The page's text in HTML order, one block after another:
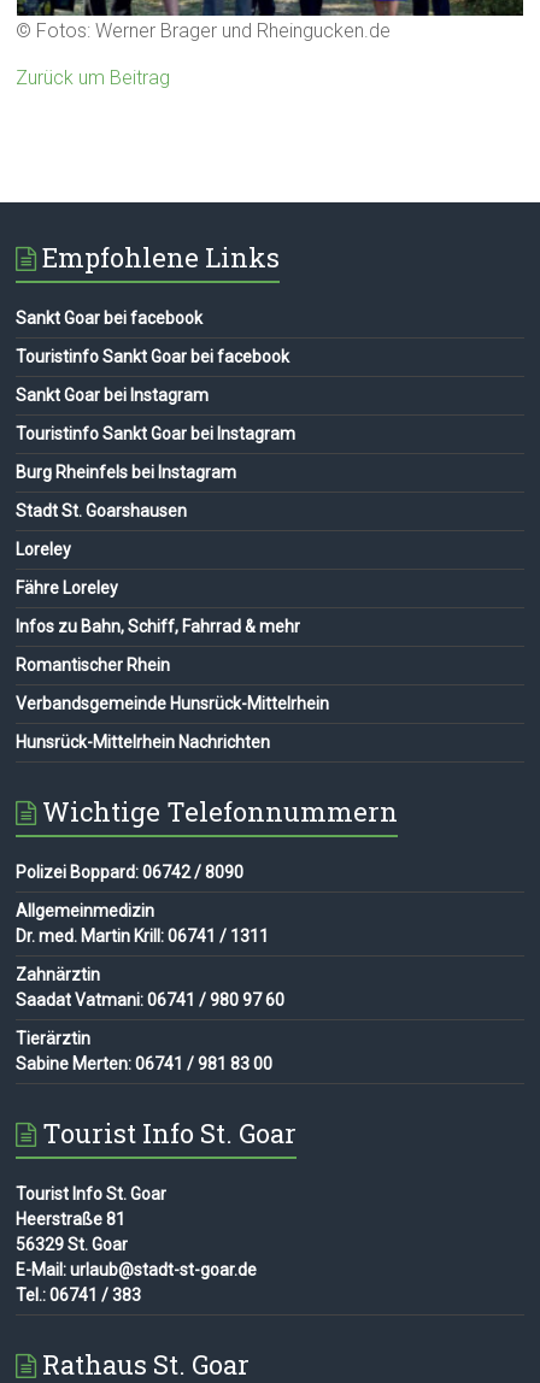
© Fotos: Werner Brager und Rheingucken.de
Zurück um Beitrag
Empfohlene Links
Sankt Goar bei facebook
Touristinfo Sankt Goar bei facebook
Sankt Goar bei Instagram
Touristinfo Sankt Goar bei Instagram
Burg Rheinfels bei Instagram
Stadt St. Goarshausen
Loreley
Fähre Loreley
Infos zu Bahn, Schiff, Fahrrad & mehr
Romantischer Rhein
Verbandsgemeinde Hunsrück-Mittelrhein
Hunsrück-Mittelrhein Nachrichten
Wichtige Telefonnummern
Polizei Boppard: 06742 / 8090
Allgemeinmedizin
Dr. med. Martin Krill: 06741 / 1311
Zahnärztin
Saadat Vatmani: 06741 / 980 97 60
Tierärztin
Sabine Merten: 06741 / 981 83 00
Tourist Info St. Goar
Tourist Info St. Goar
Heerstraße 81
56329 St. Goar
E-Mail: urlaub@stadt-st-goar.de
Tel.: 06741 / 383
Rathaus St. Goar